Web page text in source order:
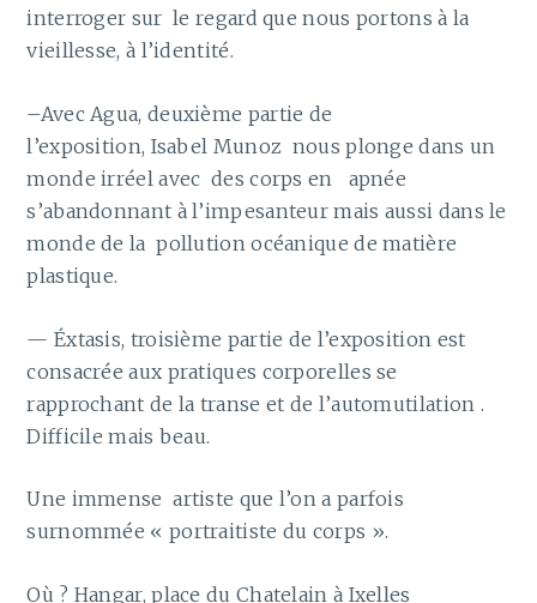
interroger sur le regard que nous portons à la
vieillesse, à l’identité.
–Avec Agua, deuxième partie de
l’exposition, Isabel Munoz nous plonge dans un
monde irréel avec des corps en apnée
s’abandonnant à l’impesanteur mais aussi dans le
monde de la pollution océanique de matière
plastique.
— Éxtasis, troisième partie de l’exposition est
consacrée aux pratiques corporelles se
rapprochant de la transe et de l’automutilation .
Difficile mais beau.
Une immense artiste que l’on a parfois
surnommée « portraitiste du corps ».
Où ? Hangar, place du Chatelain à Ixelles